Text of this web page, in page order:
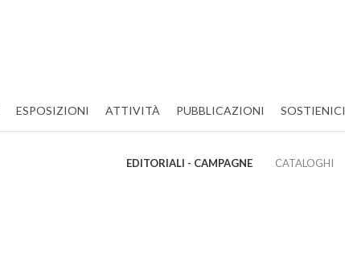
ESPOSIZIONI ATTIVITÀ PUBBLICAZIONI SOSTIENICI
EDITORIALI - CAMPAGNE CATALOGHI